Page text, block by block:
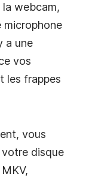
webcam,
microphone
a une
vos
les frappes
vous
disque